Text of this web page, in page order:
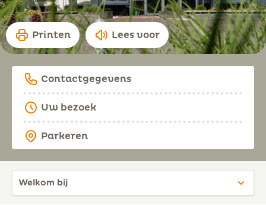
Printen Lees voor
Contactgegevens
Uw bezoek
Parkeren